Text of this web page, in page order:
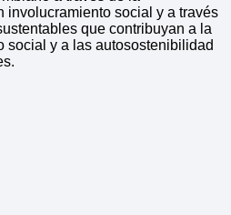
involucramiento social y a través
que contribuyan a la
social y a las autosostenibilidad